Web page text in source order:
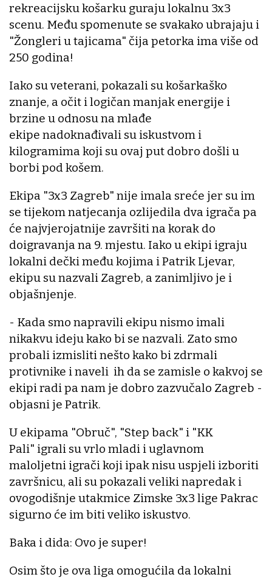
rekreacijsku košarku guraju lokalnu 3x3
scenu. Među spomenute se svakako ubrajaju i
"Žongleri u tajicama" čija petorka ima više od
250 godina!
Iako su veterani, pokazali su košarkaško
znanje, a očit i logičan manjak energije i
brzine u odnosu na mlađe
ekipe nadoknađivali su iskustvom i
kilogramima koji su ovaj put dobro došli u
borbi pod košem.
Ekipa "3x3 Zagreb" nije imala sreće jer su im
se tijekom natjecanja ozlijedila dva igrača pa
će najvjerojatnije završiti na korak do
doigravanja na 9. mjestu. Iako u ekipi igraju
lokalni dečki među kojima i Patrik Ljevar,
ekipu su nazvali Zagreb, a zanimljivo je i
objašnjenje.
- Kada smo napravili ekipu nismo imali
nikakvu ideju kako bi se nazvali. Zato smo
probali izmisliti nešto kako bi zdrmali
protivnike i naveli ih da se zamisle o kakvoj se
ekipi radi pa nam je dobro zazvučalo Zagreb -
objasni je Patrik.
U ekipama "Obruč", "Step back" i "KK
Pali" igrali su vrlo mladi i uglavnom
maloljetni igrači koji ipak nisu uspjeli izboriti
završnicu, ali su pokazali veliki napredak i
ovogodišnje utakmice Zimske 3x3 lige Pakrac
sigurno će im biti veliko iskustvo.
Baka i dida: Ovo je super!
Osim što je ova liga omogućila da lokalni